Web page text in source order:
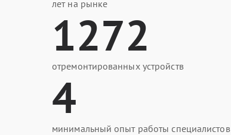
лет на рынке
1272
отремонтированных устройств
4
минимальный опыт работы специалистов